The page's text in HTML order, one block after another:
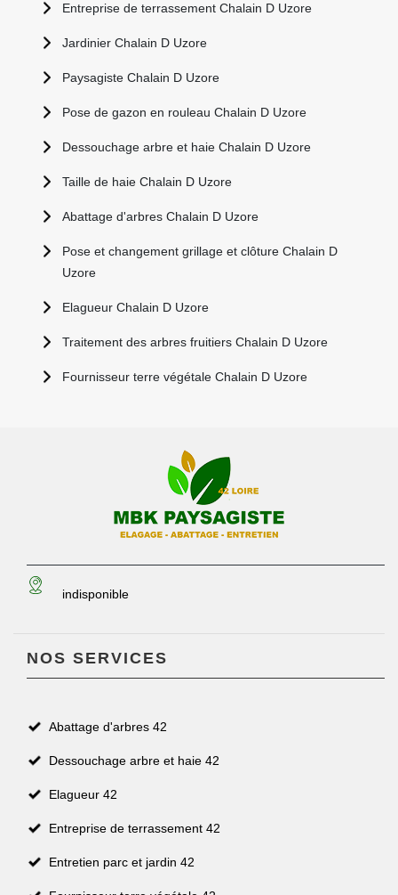
Entreprise de terrassement Chalain D Uzore
Jardinier Chalain D Uzore
Paysagiste Chalain D Uzore
Pose de gazon en rouleau Chalain D Uzore
Dessouchage arbre et haie Chalain D Uzore
Taille de haie Chalain D Uzore
Abattage d'arbres Chalain D Uzore
Pose et changement grillage et clôture Chalain D
Uzore
Elagueur Chalain D Uzore
Traitement des arbres fruitiers Chalain D Uzore
Fournisseur terre végétale Chalain D Uzore
indisponible
NOS SERVICES
Abattage d'arbres 42
Dessouchage arbre et haie 42
Elagueur 42
Entreprise de terrassement 42
Entretien parc et jardin 42